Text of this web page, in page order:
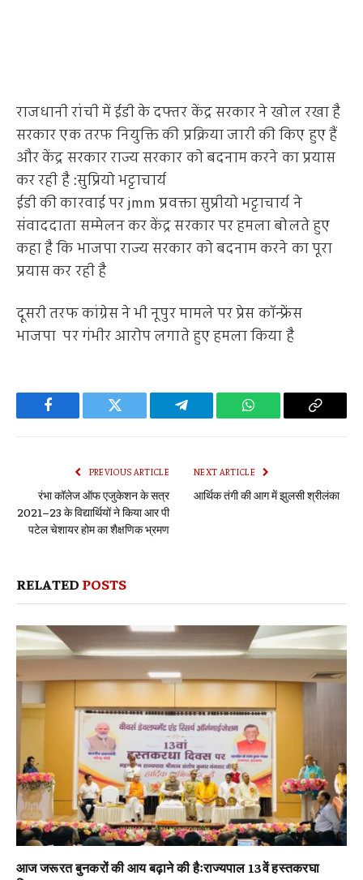
राजधानी रांची में ईडी के दफ्तर केंद्र सरकार ने खोल रखा है
सरकार एक तरफ नियुक्ति की प्रक्रिया जारी की किए हुए हैं
और केंद्र सरकार राज्य सरकार को बदनाम करने का प्रयास
कर रही है :सुप्रियो भट्टाचार्य
ईडी की कारवाई पर jmm प्रवक्ता सुप्रीयो भट्टाचार्य ने
संवाददाता सम्मेलन कर केंद्र सरकार पर हमला बोलते हुए
कहा है कि भाजपा राज्य सरकार को बदनाम करने का पूरा
प्रयास कर रही है
दूसरी तरफ कांग्रेस ने भी नूपुर मामले पर प्रेस कॉन्फ्रेंस
भाजपा पर गंभीर आरोप लगाते हुए हमला किया है
Facebook Twitter Telegram WhatsApp Copy
PREVIOUS ARTICLE
रंभा कॉलेज ऑफ एजुकेशन के सत्र
2021–23 के विद्यार्थियों ने किया आर पी
पटेल चेशायर होम का शैक्षणिक भ्रमण
NEXT ARTICLE
आर्थिक तंगी की आग में झुलसी श्रीलंका
RELATED POSTS
आज जरूरत बुनकरों की आय बढ़ाने की हैःराज्यपाल 13वें हस्तकरघा